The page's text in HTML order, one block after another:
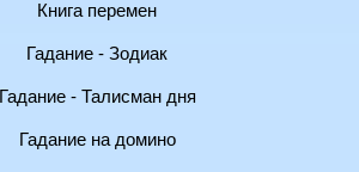
Книга перемен
Гадание - Зодиак
Гадание - Талисман дня
Гадание на домино